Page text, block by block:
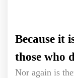
Because it
those who
Nor again is